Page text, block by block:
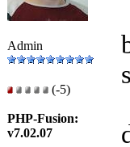
Admin
(-5)
PHP-Fusion:
v7.02.07